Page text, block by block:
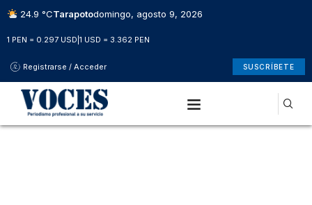
24.9 °CTarapotodomingo, agosto 9, 2026
1 PEN = 0.297 USD 1 USD = 3.362 PEN
Registrarse / Acceder SUSCRÍBETE